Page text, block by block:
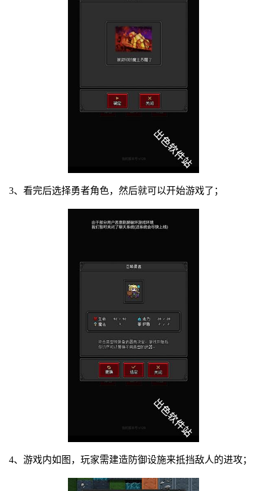
3、看完后选择勇者角色，然后就可以开始游戏了；
4、游戏内如图，玩家需建造防御设施来抵挡敌人的进攻；